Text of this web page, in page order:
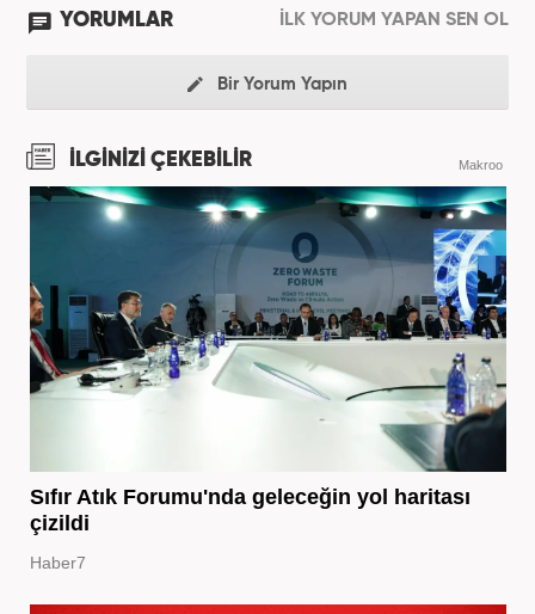
YORUMLAR İLK YORUM YAPAN SEN OL
Bir Yorum Yapın
İLGİNİZİ ÇEKEBİLİR Makroo
Sıfır Atık Forumu'nda geleceğin yol haritası
çizildi
Haber7